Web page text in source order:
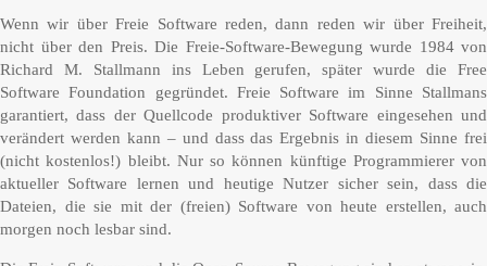
Wenn wir über Freie Software reden, dann reden wir über Freiheit,
nicht über den Preis. Die Freie-Software-Bewegung wurde 1984 von
Richard M. Stallmann ins Leben gerufen, später wurde die Free
Software Foundation gegründet. Freie Software im Sinne Stallmans
garantiert, dass der Quellcode produktiver Software eingesehen und
verändert werden kann – und dass das Ergebnis in diesem Sinne frei
(nicht kostenlos!) bleibt. Nur so können künftige Programmierer von
aktueller Software lernen und heutige Nutzer sicher sein, dass die
Dateien, die sie mit der (freien) Software von heute erstellen, auch
morgen noch lesbar sind.